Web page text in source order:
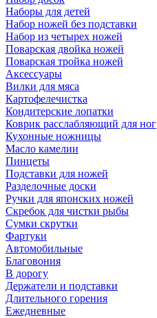
Наборы для детей
Набор ножей без подставки
Набор из четырех ножей
Поварская двойка ножей
Поварская тройка ножей
Аксессуары
Вилки для мяса
Картофелечистка
Кондитерские лопатки
Коврик расслабляющий для ног
Кухонные ножницы
Масло камелии
Пинцеты
Подставки для ножей
Разделочные доски
Ручки для японских ножей
Скребок для чистки рыбы
Сумки скрутки
Фартуки
Автомобильные
Благовония
В дорогу
Держатели и подставки
Длительного горения
Ежедневные